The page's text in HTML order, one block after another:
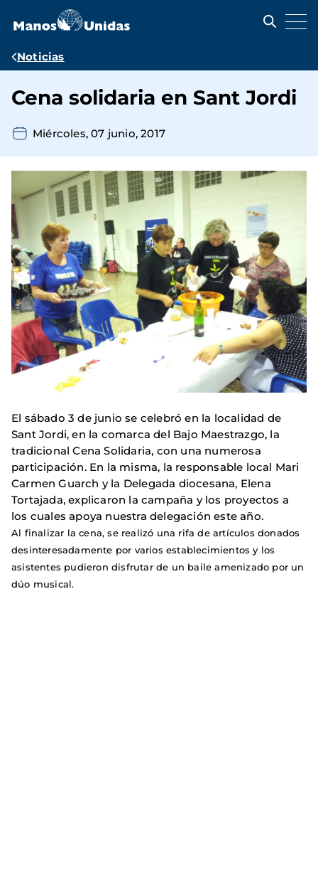
contenido
Ruta
navegación
Noticias
Cena solidaria en Sant Jordi
Miércoles, 07 junio, 2017
El sábado 3 de junio se celebró en la localidad de
Sant Jordi, en la comarca del Bajo Maestrazgo, la
tradicional Cena Solidaria, con una numerosa
participación. En la misma, la responsable local Mari
Carmen Guarch y la Delegada diocesana, Elena
Tortajada, explicaron la campaña y los proyectos a
los cuales apoya nuestra delegación este año.
Al finalizar la cena, se realizó una rifa de artículos donados
desinteresadamente por varios establecimientos y los
asistentes pudieron disfrutar de un baile amenizado por un
dúo musical.